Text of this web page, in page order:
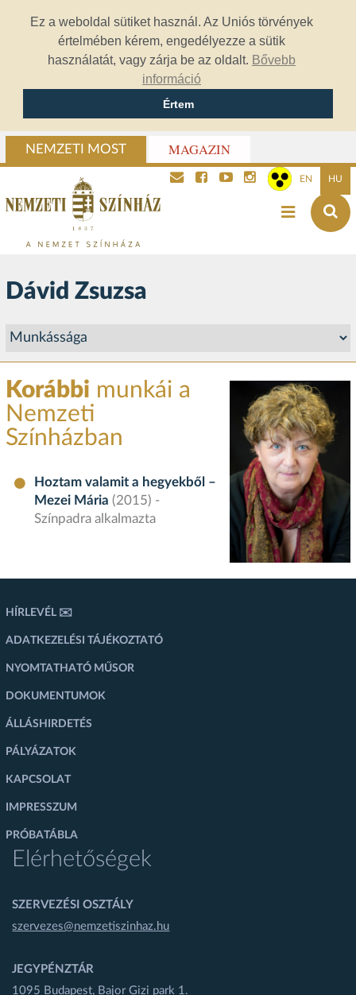
Ez a weboldal sütiket használ. Az Uniós törvények
értelmében kérem, engedélyezze a sütik
használatát, vagy zárja be az oldalt. Bővebb
információ
Értem
NEMZETI MOST MAGAZIN
EN HU
Dávid Zsuzsa
Korábbi munkái a
Nemzeti
Színházban
Hoztam valamit a hegyekből –
Mezei Mária (2015) -
Színpadra alkalmazta
HÍRLEVÉL ✉️
ADATKEZELÉSI TÁJÉKOZTATÓ
NYOMTATHATÓ MŰSOR
DOKUMENTUMOK
ÁLLÁSHIRDETÉS
PÁLYÁZATOK
KAPCSOLAT
IMPRESSZUM
PRÓBATÁBLA
Elérhetőségek
SZERVEZÉSI OSZTÁLY
szervezes@nemzetiszinhaz.hu
JEGYPÉNZTÁR
1095 Budapest, Bajor Gizi park 1.